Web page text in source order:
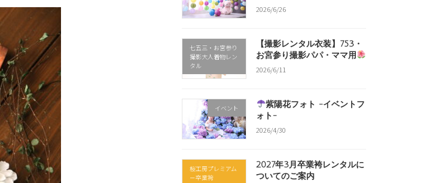
2026/6/26
七五三・お宮参り
撮影大人着物レン
タル
【撮影レンタル衣装】753・
お宮参り撮影パパ・ママ用
2026/6/11
イベント
紫陽花フォト -イベントフ
ォト-
2026/4/30
桜工房プレミアム
－卒業袴
2027年3月卒業袴レンタルに
ついてのご案内